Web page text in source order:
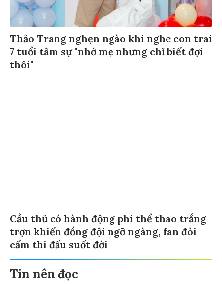
Thảo Trang nghẹn ngào khi nghe con trai
7 tuổi tâm sự "nhớ mẹ nhưng chỉ biết đợi
thôi"
Cầu thủ có hành động phi thể thao trắng
trợn khiến đồng đội ngỡ ngàng, fan đòi
cấm thi đấu suốt đời
Tin nên đọc